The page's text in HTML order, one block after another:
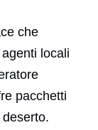
che
locali
pacchetti